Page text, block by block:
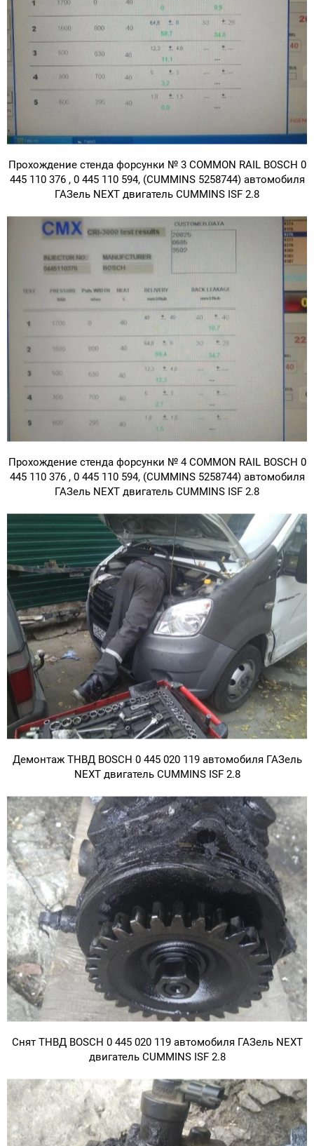
Прохождение стенда форсунки № 3 COMMON RAIL BOSCH 0
445 110 376 , 0 445 110 594, (CUMMINS 5258744) автомобиля
ГАЗель NEXT двигатель CUMMINS ISF 2.8
Прохождение стенда форсунки № 4 COMMON RAIL BOSCH 0
445 110 376 , 0 445 110 594, (CUMMINS 5258744) автомобиля
ГАЗель NEXT двигатель CUMMINS ISF 2.8
Демонтаж ТНВД BOSCH 0 445 020 119 автомобиля ГАЗель
NEXT двигатель CUMMINS ISF 2.8
Снят ТНВД BOSCH 0 445 020 119 автомобиля ГАЗель NEXT
двигатель CUMMINS ISF 2.8